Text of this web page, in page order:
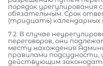
порядок урегулирования
обязательным. Срок
(тридцать) календарных
7.2. В случае
переговоров, они
месту нахождения
правилами подсудности,
действующим